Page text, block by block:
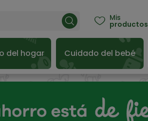
 Mis
productos
del hogar Cuidado del bebé